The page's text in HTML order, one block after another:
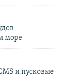
море
и пусковые